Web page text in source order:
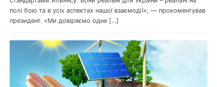
полі бою та в усіх аспектах нашої взаємодії», — прокоментував
президент. «Ми довіряємо одне […]